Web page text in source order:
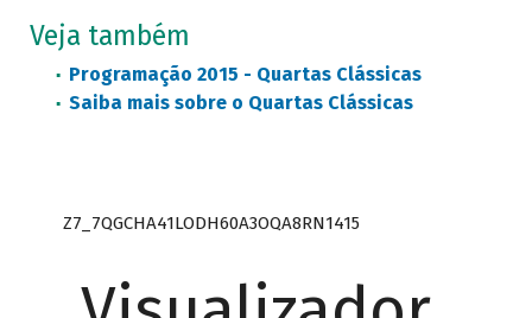
Veja também
Programação 2015 - Quartas Clássicas
Saiba mais sobre o Quartas Clássicas
Z7_7QGCHA41LODH60A3OQA8RN1415